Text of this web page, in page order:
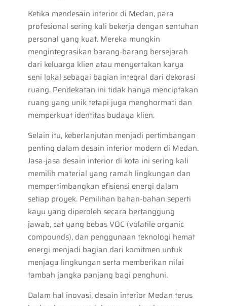
Ketika mendesain interior di Medan, para
profesional sering kali bekerja dengan sentuhan
personal yang kuat. Mereka mungkin
mengintegrasikan barang-barang bersejarah
dari keluarga klien atau menyertakan karya
seni lokal sebagai bagian integral dari dekorasi
ruang. Pendekatan ini tidak hanya menciptakan
ruang yang unik tetapi juga menghormati dan
memperkuat identitas budaya klien.
Selain itu, keberlanjutan menjadi pertimbangan
penting dalam desain interior modern di Medan.
Jasa-jasa desain interior di kota ini sering kali
memilih material yang ramah lingkungan dan
mempertimbangkan efisiensi energi dalam
setiap proyek. Pemilihan bahan-bahan seperti
kayu yang diperoleh secara bertanggung
jawab, cat yang bebas VOC (volatile organic
compounds), dan penggunaan teknologi hemat
energi menjadi bagian dari komitmen untuk
menjaga lingkungan serta memberikan nilai
tambah jangka panjang bagi penghuni.
Dalam hal inovasi, desain interior Medan terus